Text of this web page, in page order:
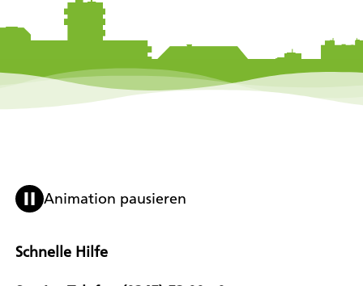
Animation pausieren
Schnelle Hilfe